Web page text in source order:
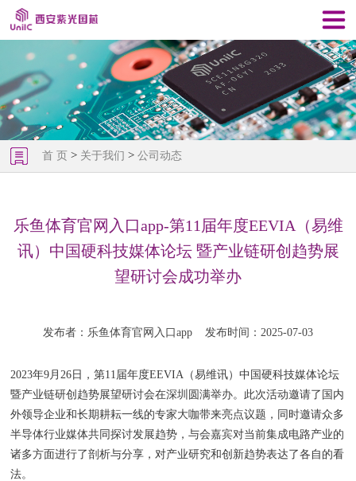
首 页> 关于我们 >公司动态
乐鱼体育官网入口app-第11届年度EEVIA（易维
讯）中国硬科技媒体论坛 暨产业链研创趋势展
望研讨会成功举办
发布者：乐鱼体育官网入口app 发布时间：2025-07-03
2023年9月26日，第11届年度EEVIA（易维讯）中国硬科技媒体论坛
暨产业链研创趋势展望研讨会在深圳圆满举办。此次活动邀请了国内
外领导企业和长期耕耘一线的专家大咖带来亮点议题，同时邀请众多
半导体行业媒体共同探讨发展趋势，与会嘉宾对当前集成电路产业的
诸多方面进行了剖析与分享，对产业研究和创新趋势表达了各自的看
法。